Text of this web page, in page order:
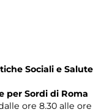
Sociali e Salute
per Sordi di Roma
ore 8.30 alle ore